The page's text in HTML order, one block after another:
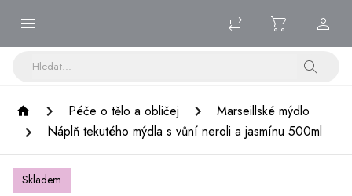
Péče o tělo a obličej
Marseillské mýdlo
Náplň tekutého mýdla s vůní neroli a jasmínu 500ml
Skladem